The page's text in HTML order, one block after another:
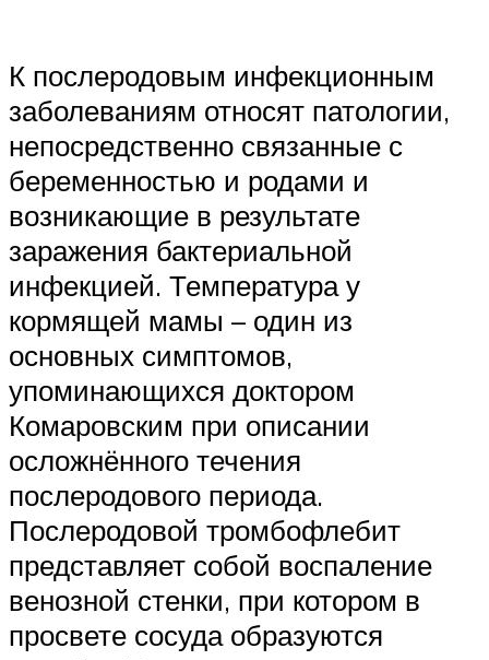
К послеродовым инфекционным
заболеваниям относят патологии,
непосредственно связанные с
беременностью и родами и
возникающие в результате
заражения бактериальной
инфекцией. Температура у
кормящей мамы – один из
основных симптомов,
упоминающихся доктором
Комаровским при описании
осложнённого течения
послеродового периода.
Послеродовой тромбофлебит
представляет собой воспаление
венозной стенки, при котором в
просвете сосуда образуются